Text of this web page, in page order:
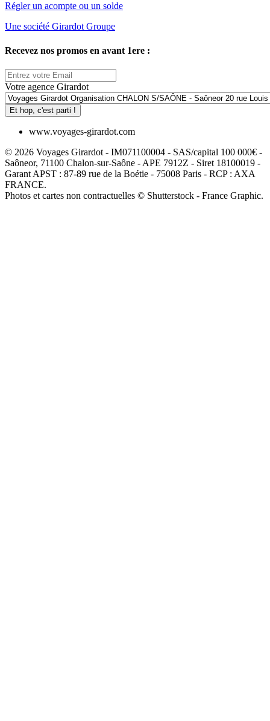
Régler un acompte ou un solde
Une société Girardot Groupe
Recevez nos promos en avant 1ere :
Votre agence Girardot
Et hop, c'est parti !
www.voyages-girardot.com
© 2026 Voyages Girardot - IM071100004 - SAS/capital 100 000€ -
Saôneor, 71100 Chalon-sur-Saône - APE 7912Z - Siret 18100019 -
Garant APST : 87-89 rue de la Boétie - 75008 Paris - RCP : AXA
FRANCE.
Photos et cartes non contractuelles © Shutterstock - France Graphic.